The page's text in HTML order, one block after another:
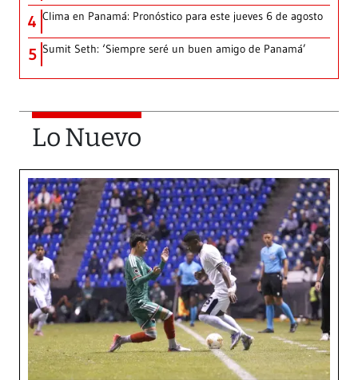
4 Clima en Panamá: Pronóstico para este jueves 6 de agosto
5 Sumit Seth: ‘Siempre seré un buen amigo de Panamá’
Lo Nuevo